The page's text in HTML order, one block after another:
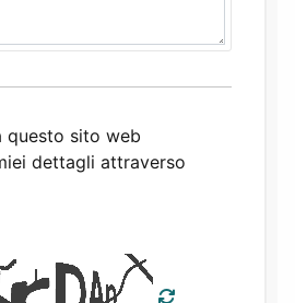
questo sito web
dettagli attraverso